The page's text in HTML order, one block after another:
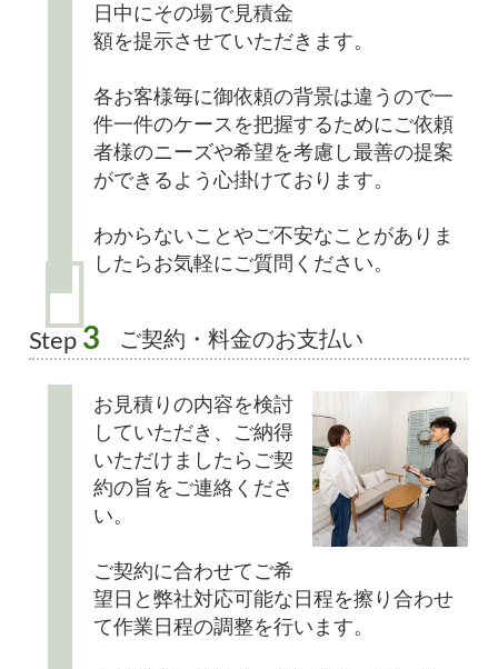
日中にその場で見積金
額を提示させていただきます。
各お客様毎に御依頼の背景は違うので一
件一件のケースを把握するためにご依頼
者様のニーズや希望を考慮し最善の提案
ができるよう心掛けております。
わからないことやご不安なことがありま
したらお気軽にご質問ください。
Step 3 ご契約・料金のお支払い
お見積りの内容を検討
していただき、ご納得
いただけましたらご契
約の旨をご連絡くださ
い。
ご契約に合わせてご希
望日と弊社対応可能な日程を擦り合わせ
て作業日程の調整を行います。